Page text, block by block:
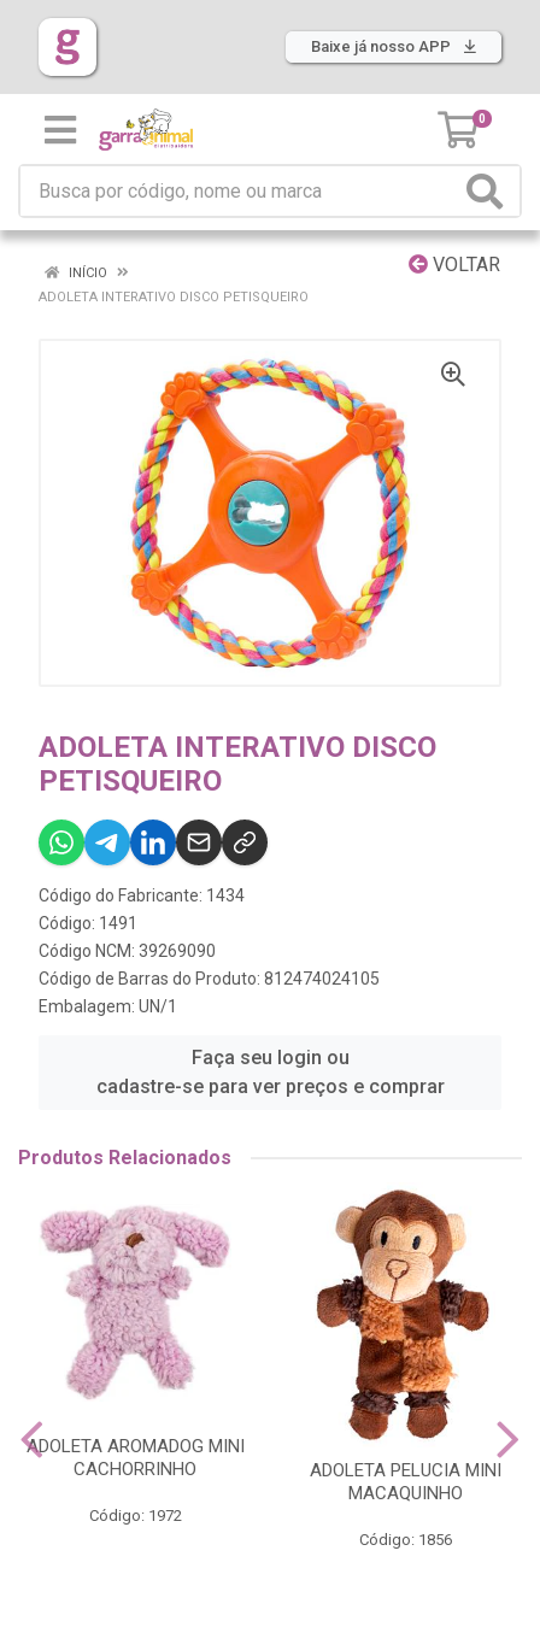
Baixe já nosso APP
0
VOLTAR
INÍCIO
ADOLETA INTERATIVO DISCO PETISQUEIRO
ADOLETA INTERATIVO DISCO
PETISQUEIRO
Código do Fabricante: 1434
Código: 1491
Código NCM: 39269090
Código de Barras do Produto: 812474024105
Embalagem: UN/1
Faça seu login ou
cadastre-se para ver preços e comprar
Produtos Relacionados
ADOLETA AROMADOG MINI
CACHORRINHO
Código: 1972
ADOLETA PELUCIA MINI
MACAQUINHO
Código: 1856